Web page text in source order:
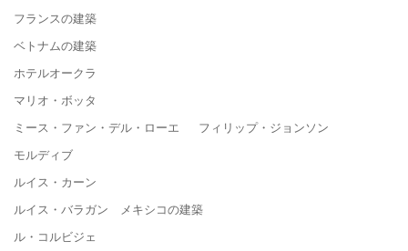
フランスの建築
ベトナムの建築
ホテルオークラ
マリオ・ボッタ
ミース・ファン・デル・ローエ フィリップ・ジョンソン
モルディブ
ルイス・カーン
ルイス・バラガン メキシコの建築
ル・コルビジェ